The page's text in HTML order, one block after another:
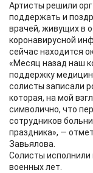
Артисты решили
поддержать и
врачей, живущих в
коронавирусной
сейчас находится
«Месяц назад наш
поддержку
солисты записали
которая, на мой
символично, что
сотрудников
праздника», —
Завьялова.
Солисты
военных лет.